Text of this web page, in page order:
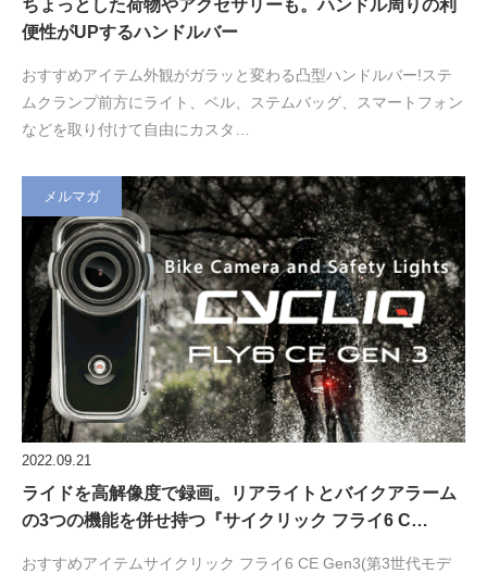
ちょっとした荷物やアクセサリーも。ハンドル周りの利
便性がUPするハンドルバー
おすすめアイテム外観がガラッと変わる凸型ハンドルバー!ステ
ムクランプ前方にライト、ベル、ステムバッグ、スマートフォン
などを取り付けて自由にカスタ…
メルマガ
2022.09.21
ライドを高解像度で録画。リアライトとバイクアラーム
の3つの機能を併せ持つ『サイクリック フライ6 C…
おすすめアイテムサイクリック フライ6 CE Gen3(第3世代モデ